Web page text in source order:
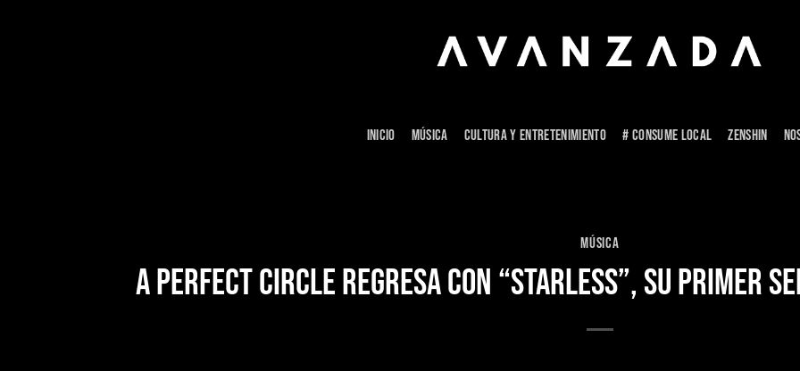
INICIO MÚSICA CULTURA Y ENTRETENIMIENTO # CONSUME LOCAL ZENSHIN
MÚSICA
A PERFECT CIRCLE REGRESA CON “STARLESS”, SU PRIMER